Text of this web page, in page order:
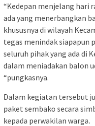
“Kedepan menjelang hari
ada yang menerbangkan
khususnya di wilayah
tegas menindak siapapun
seluruh pihak yang ada di
dalam meniadakan balon
“pungkasnya.
Dalam kegiatan tersebut
paket sembako secara
kepada perwakilan warga.